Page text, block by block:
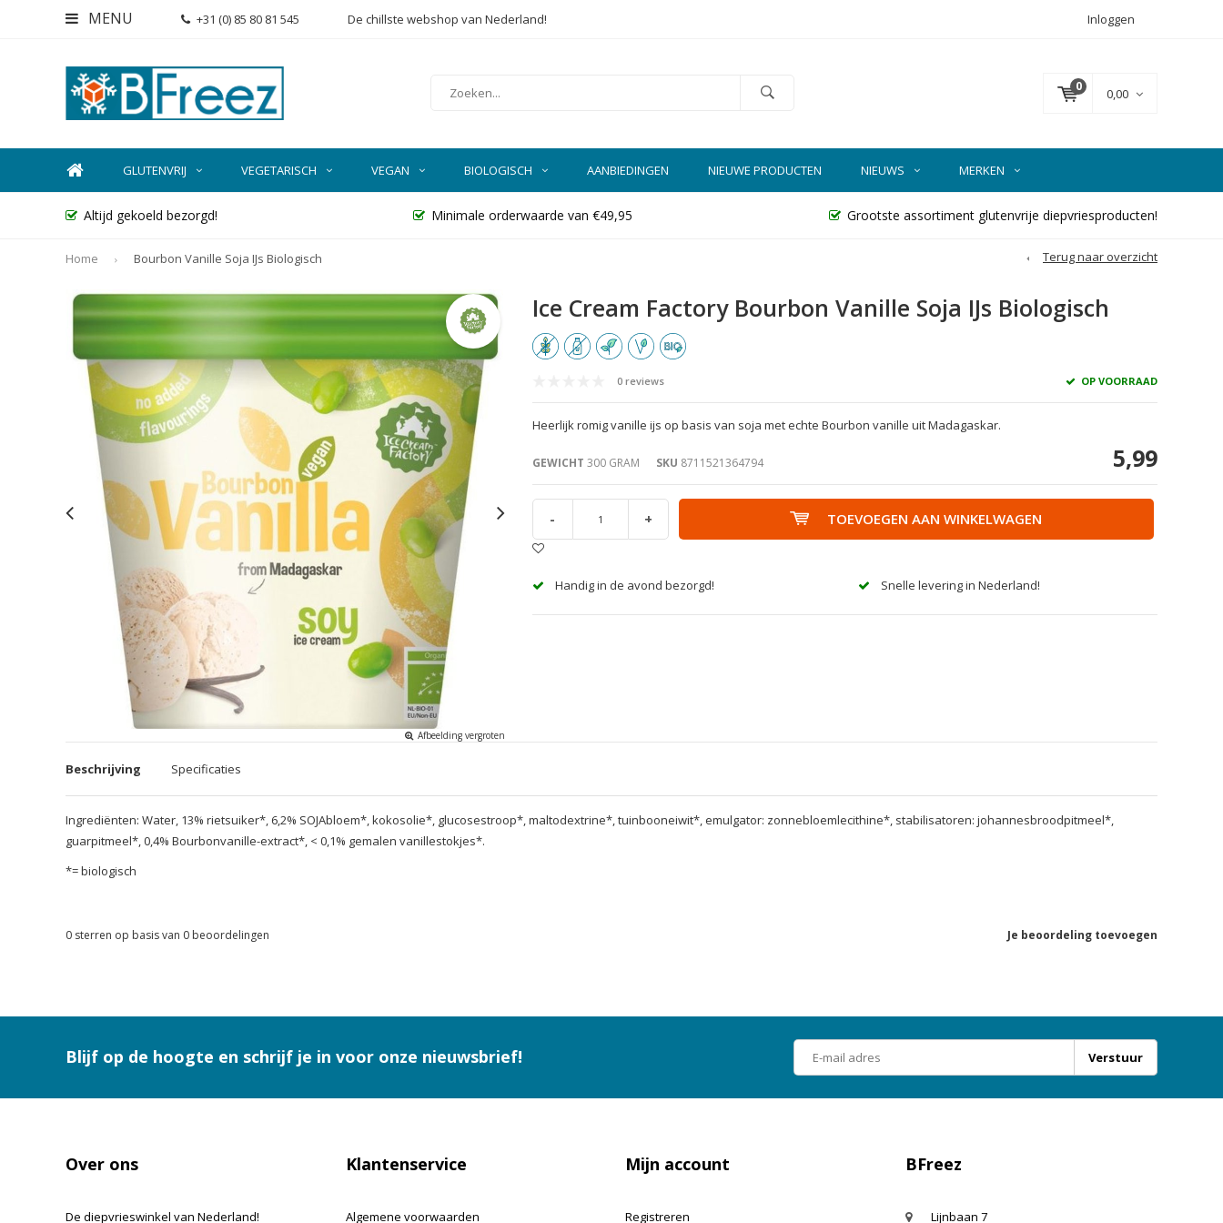
MENU +31 (0) 85 80 81 545 De chillste webshop van Nederland! Inloggen
0 0,00
GLUTENVRIJ VEGETARISCH VEGAN BIOLOGISCH AANBIEDINGEN NIEUWE PRODUCTEN NIEUWS MERKEN
Altijd gekoeld bezorgd! Minimale orderwaarde van €49,95 Grootste assortiment glutenvrije diepvriesproducten!
Home Bourbon Vanille Soja IJs Biologisch Terug naar overzicht
Afbeelding vergroten
Ice Cream Factory Bourbon Vanille Soja IJs Biologisch
0 reviews OP VOORRAAD
Heerlijk romig vanille ijs op basis van soja met echte Bourbon vanille uit Madagaskar.
GEWICHT 300 GRAM SKU 8711521364794 5,99
- + TOEVOEGEN AAN WINKELWAGEN
Handig in de avond bezorgd! Snelle levering in Nederland!
Beschrijving Specificaties
Ingrediënten: Water, 13% rietsuiker*, 6,2% SOJAbloem*, kokosolie*, glucosestroop*, maltodextrine*, tuinbooneiwit*, emulgator: zonnebloemlecithine*, stabilisatoren: johannesbroodpitmeel*,
guarpitmeel*, 0,4% Bourbonvanille-extract*, < 0,1% gemalen vanillestokjes*.
*= biologisch
Je beoordeling toevoegen
0 sterren op basis van 0 beoordelingen
Blijf op de hoogte en schrijf je in voor onze nieuwsbrief! Verstuur
Over ons
De diepvrieswinkel van Nederland!
Klantenservice
Algemene voorwaarden
Mijn account
Registreren
BFreez
Lijnbaan 7